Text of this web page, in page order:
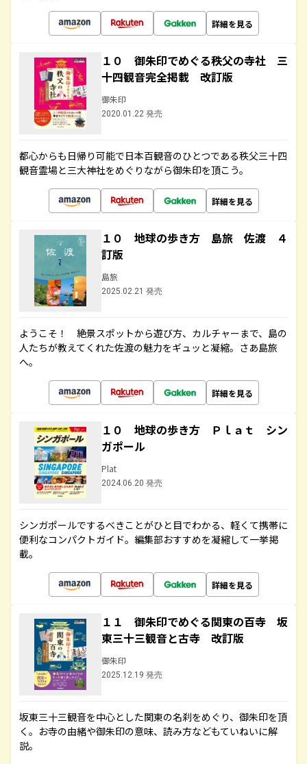
詳細を見る
１０ 御朱印でめぐる秩父の寺社 三
十四観音完全掲載 改訂版
御朱印
2020.01.22 発売
都心からも日帰り可能で日本百観音のひとつである秩父三十四
観音霊場と三大神社をめぐりながら御朱印を頂こう。
詳細を見る
１０ 地球の歩き方 島旅 佐渡 ４
訂版
島旅
2025.02.21 発売
ようこそ！ 絶景スポットから遊び方、カルチャーまで、島の
人たちが教えてくれた佐渡の魅力をギュッと凝縮。さあ島旅
へ。
詳細を見る
１０ 地球の歩き方 Ｐｌａｔ シン
ガポール
Plat
2024.06.20 発売
シンガポールでするべきことがひと目でわかる、軽くて携帯に
便利なコンパクトガイド。編集部おすすめを凝縮して一挙掲
載。
詳細を見る
１１ 御朱印でめぐる関東の百寺 坂
東三十三観音と古寺 改訂版
御朱印
2025.12.19 発売
坂東三十三観音を中心とした関東の名刹をめぐり、御朱印を頂
く。お寺の由緒や御朱印の意味、読み方などもていねいに解
説。